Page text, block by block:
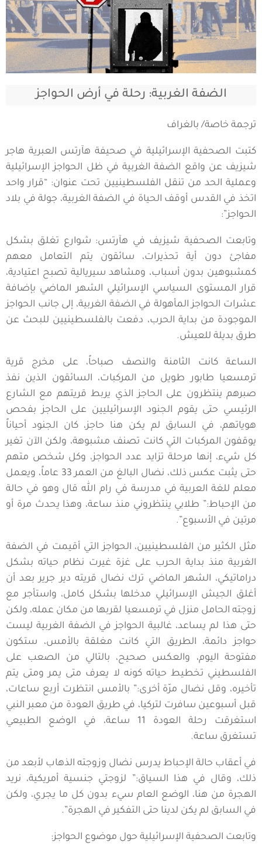
الضفة الغربية: رحلة في أرض الحواجز
ترجمة خاصة/ بالغراف
كتبت الصحفية الإسرائيلية في صحيفة هآرتس العبرية هاجر
شيزيف عن واقع الضفة الغربية في ظل الحواجز الإسرائيلية
وعملية الحد من تنقل الفلسطينيين تحت عنوان: “قرار واحد
اتخذ في القدس أوقف الحياة في الضفة الغربية، جولة في بلاد
الحواجز”:
وتابعت الصحفية شيزيف في هآرتس: شوارع تغلق بشكل
مفاجئ دون أية تحذيرات، سائقون يتم التعامل معهم
كمشبوهين بدون أسباب، ومشاهد سيريالية تصبح اعتيادية،
قرار المستوى السياسي الإسرائيلي الشهر الماضي بإضافة
عشرات الحواجز المأهولة في الضفة الغربية، إلى جانب الحواجز
الموجودة من بداية الحرب، دفعت بالفلسطينيين للبحث عن
طرق بديلة للعيش.
الساعة كانت الثامنة والنصف صباحاً، على مخرج قرية
ترمسعيا طابور طويل من المركبات، السائقون الذين نفذ
صبرهم ينتظرون على الحاجز الذي يربط قريتهم مع الشارع
الرئيسي حتى يقوم الجنود الإسرائيليين على الحاجز بفحص
هوياتهم، في السابق لم يكن هنا حاجز، كان الجنود أحياناً
يوقفون المركبات التي كانت تصنف مشبوهة، ولكن الآن تغير
كل شيء، إنها مرحلة تزايد عدد الحواجز، وكل شخص متهم
حتى يثبت عكس ذلك، نضال البالغ من العمر 33 عاماً، ويعمل
معلم للغة العربية في مدرسة في رام الله قال وهو في حالة
من الإحباط:” طلابي ينتظروني منذ ساعة، وهذا يحدث مرة أو
مرتين في الأسبوع”.
مثل الكثير من الفلسطينيين، الحواجز التي أقيمت في الضفة
الغربية منذ بداية الحرب على غزة غيرت نظام حياته بشكل
دراماتيكي، الشهر الماضي ترك نضال قريته دير جرير بعد أن
أغلق الجيش الإسرائيلي مدخلها بشكل كامل، واستأجر مع
زوجته الحامل منزل في ترمسعيا لقربها من مكان عمله، ولكن
حتى هذا لم يساعد، غالبية الحواجز في الضفة الغربية ليست
حواجز دائمة، الطريق التي كانت مغلقة بالأمس، ستكون
مفتوحة اليوم، والعكس صحيح، بالتالي من الصعب على
الفلسطيني تخطيط حياته كونه لا يعرف متى يمر ومتى يتم
تأخيره، وقل نضال مرّة أخرى:” بالأمس انتظرت أربع ساعات،
قبل أسبوعين سافرت لتركيا، في طريق العودة من معبر النبي
استغرقت رحلة العودة 11 ساعة، في الوضع الطبيعي
تستغرق ساعة.
في أعقاب حالة الإحباط يدرس نضال وزوجته الذهاب لأبعد من
ذلك، وقال في هذا السياق:” لزوجتي جنسية أمريكية، نريد
الهجرة من هنا، الوضع العام سيء بدون كل ما يجري، ولكن
في السابق لم يكن لدينا حتى التفكير في الهجرة”.
وتابعت الصحفية الإسرائيلية حول موضوع الحواجز: